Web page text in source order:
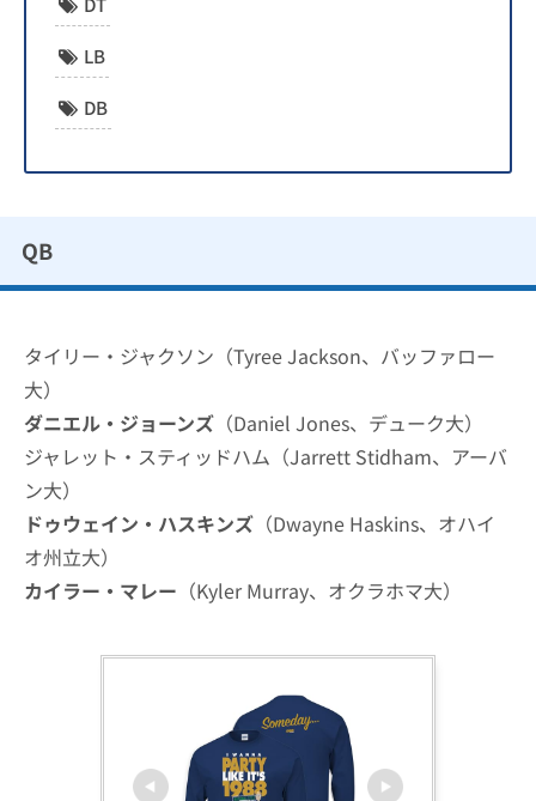
LB
DB
QB
タイリー・ジャクソン（Tyree Jackson、バッファロー
大）
ダニエル・ジョーンズ （Daniel Jones、デューク大）
ジャレット・スティッドハム（Jarrett Stidham、アーバ
ン大）
ドゥウェイン・ハスキンズ （Dwayne Haskins、オハイ
オ州立大）
カイラー・マレー （Kyler Murray、オクラホマ大）